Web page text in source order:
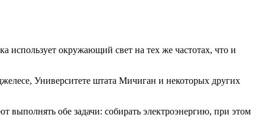
использует окружающий свет на тех же частотах, что и
Университете штата Мичиган и некоторых других
обе задачи: собирать электроэнергию, при этом